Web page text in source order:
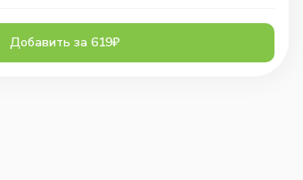
Добавить за 619₽